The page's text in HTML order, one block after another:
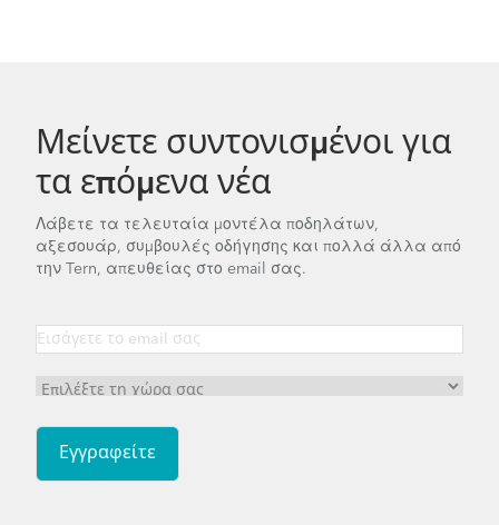
Μείνετε συντονισμένοι για
τα επόμενα νέα
Λάβετε τα τελευταία μοντέλα ποδηλάτων,
αξεσουάρ, συμβουλές οδήγησης και πολλά άλλα από
την Tern, απευθείας στο email σας.